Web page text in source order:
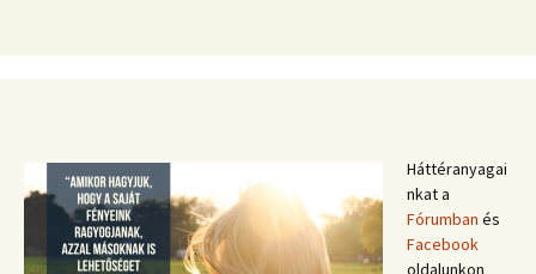
Háttéranyagai
nkat a
Fórumban és
Facebook
oldalunkon